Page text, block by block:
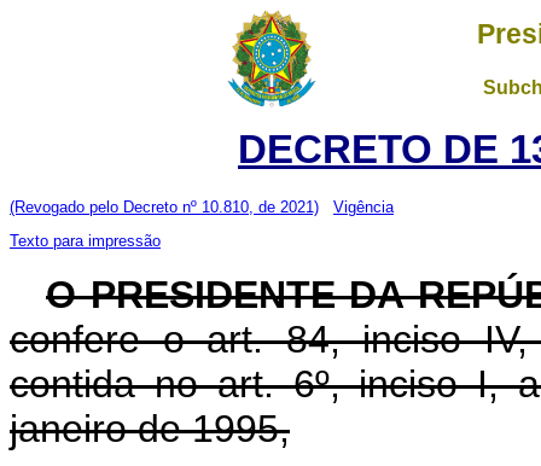
DECRETO DE
(Revogado pelo Decreto nº 10.810, de 2021)
Vigência
Texto para impressão
O PRESIDENTE DA
confere o art. 84, inciso
contida no art. 6º, inciso I,
janeiro de 1995,